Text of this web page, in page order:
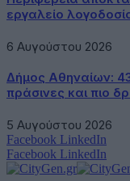
εργαλείο
6 Αυγούστου 2026
Δήμος Αθηναίων:
πράσινες και πιο
5 Αυγούστου 2026
Facebook LinkedIn
Facebook LinkedIn